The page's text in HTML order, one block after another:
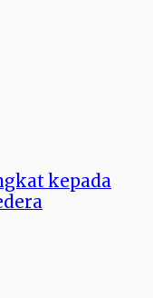
kepada